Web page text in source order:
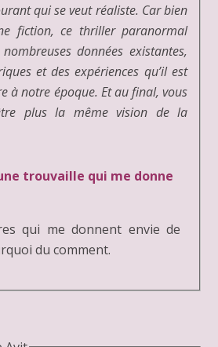
qui se veut réaliste. Car bien
fiction, ce thriller paranormal
données existantes,
et des expériences qu’il est
à notre époque. Et au final, vous
plus la même vision de la
trouvaille qui me donne
qui me donnent envie de
du comment.